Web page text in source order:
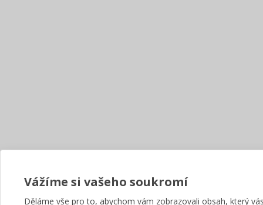
Vážíme si vašeho soukromí
Děláme vše pro to, abychom vám zobrazovali obsah, který